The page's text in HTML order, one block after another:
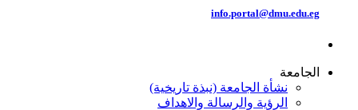
info.portal@dmu.edu.eg
الجامعة
نشأة الجامعة (نبذة تاريخية)
الرؤية والرسالة والاهداف